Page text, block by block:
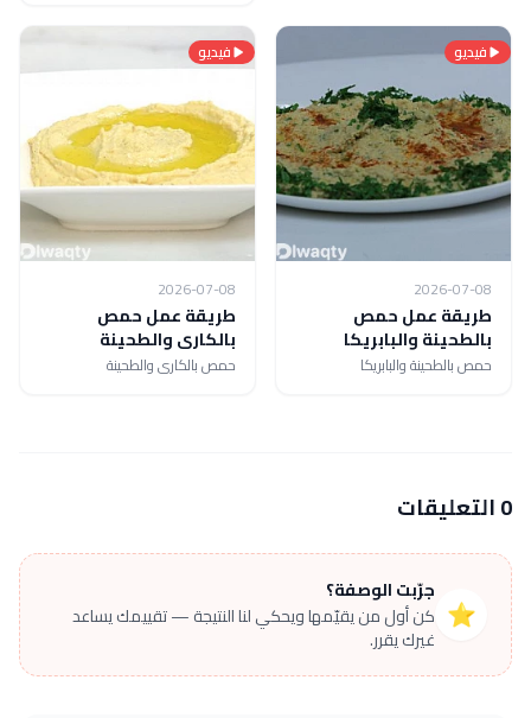
فيديو
2026-07-08
طريقة عمل حمص
بالطحينة والبابريكا
حمص بالطحينة والبابريكا
فيديو
2026-07-08
طريقة عمل حمص
بالكارى والطحينة
حمص بالكارى والطحينة
0 التعليقات
⭐
جرّبت الوصفة؟
كن أول من يقيّمها ويحكي لنا النتيجة — تقييمك يساعد
غيرك يقرر.